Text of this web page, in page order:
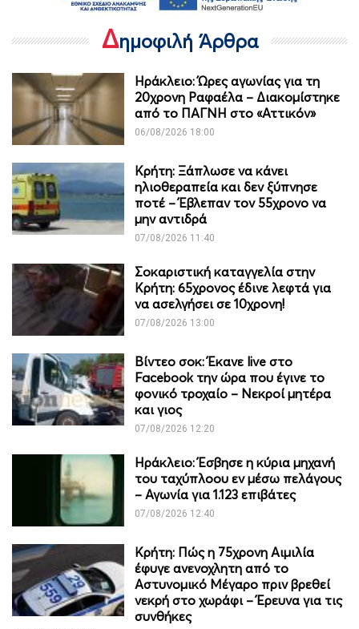
Δημοφιλή Άρθρα
Ηράκλειο: Ώρες αγωνίας για τη
20χρονη Ραφαέλα – Διακομίστηκε
από το ΠΑΓΝΗ στο «Αττικόν»
06/08/2026 18:00
Κρήτη: Ξάπλωσε να κάνει
ηλιοθεραπεία και δεν ξύπνησε
ποτέ – Έβλεπαν τον 55χρονο να
μην αντιδρά
07/08/2026 11:40
Σοκαριστική καταγγελία στην
Κρήτη: 65χρονος έδινε λεφτά για
να ασελγήσει σε 10χρονη!
07/08/2026 13:00
Βίντεο σοκ: Έκανε live στο
Facebook την ώρα που έγινε το
φονικό τροχαίο – Νεκροί μητέρα
και γιος
07/08/2026 12:20
Ηράκλειο: Έσβησε η κύρια μηχανή
του ταχύπλοου εν μέσω πελάγους
– Αγωνία για 1.123 επιβάτες
07/08/2026 12:40
Κρήτη: Πώς η 75χρονη Αιμιλία
έφυγε ανενοχλητη από το
Αστυνομικό Μέγαρο πριν βρεθεί
νεκρή στο χωράφι – Έρευνα για τις
συνθήκες